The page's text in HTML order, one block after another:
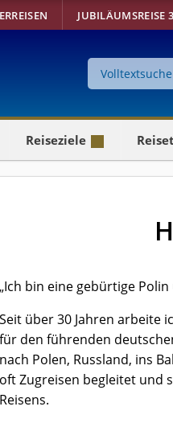
JUBILÄUMSREISE
Suche
auf
Reiseziele
„Ich bin eine gebürtige
Seit über 30 Jahren arbeite
für den führenden
nach Polen, Russland, ins
oft Zugreisen begleitet und
Reisens.